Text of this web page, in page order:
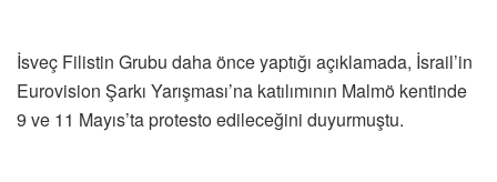
İsveç Filistin Grubu daha önce yaptığı açıklamada, İsrail’in
Eurovision Şarkı Yarışması’na katılımının Malmö kentinde
9 ve 11 Mayıs’ta protesto edileceğini duyurmuştu.